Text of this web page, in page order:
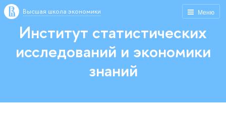
Меню
Высшая школа экономики
Институт статистических
исследований и экономики
знаний